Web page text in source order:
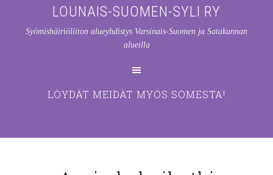
LOUNAIS-SUOMEN-SYLI RY
Syömishäiriöliiton alueyhdistys Varsinais-Suomen ja Satakunnan
alueilla
LÖYDÄT MEIDÄT MYÖS SOMESTA!